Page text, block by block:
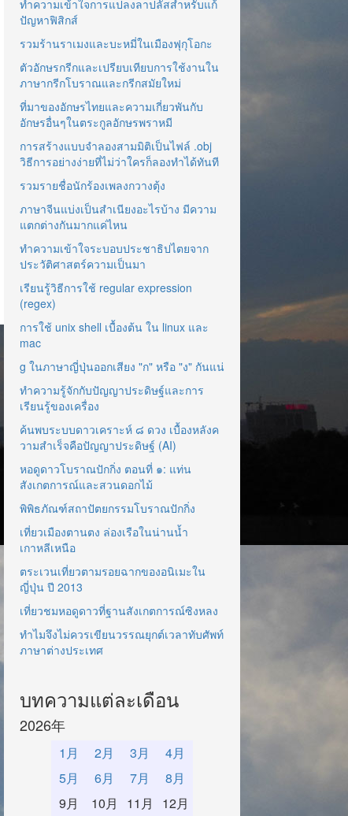
ทำความเข้าใจการแปลงลาปลัสสำหรับแก้
ปัญหาฟิสิกส์
รวมร้านราเมงและบะหมี่ในเมืองฟุกุโอกะ
ตัวอักษรกรีกและเปรียบเทียบการใช้งานใน
ภาษากรีกโบราณและกรีกสมัยใหม่
ที่มาของอักษรไทยและความเกี่ยวพันกับ
อักษรอื่นๆในตระกูลอักษรพราหมี
การสร้างแบบจำลองสามมิติเป็นไฟล์ .obj
วิธีการอย่างง่ายที่ไม่ว่าใครก็ลองทำได้ทันที
รวมรายชื่อนักร้องเพลงกวางตุ้ง
ภาษาจีนแบ่งเป็นสำเนียงอะไรบ้าง มีความ
แตกต่างกันมากแค่ไหน
ทำความเข้าใจระบอบประชาธิปไตยจาก
ประวัติศาสตร์ความเป็นมา
เรียนรู้วิธีการใช้ regular expression
(regex)
การใช้ unix shell เบื้องต้น ใน linux และ
mac
g ในภาษาญี่ปุ่นออกเสียง "ก" หรือ "ง" กันแน่
ทำความรู้จักกับปัญญาประดิษฐ์และการ
เรียนรู้ของเครื่อง
ค้นพบระบบดาวเคราะห์ ๘ ดวง เบื้องหลังค
วามสำเร็จคือปัญญาประดิษฐ์ (AI)
หอดูดาวโบราณปักกิ่ง ตอนที่ ๑: แท่น
สังเกตการณ์และสวนดอกไม้
พิพิธภัณฑ์สถาปัตยกรรมโบราณปักกิ่ง
เที่ยวเมืองตานตง ล่องเรือในน่านน้ำ
เกาหลีเหนือ
ตระเวนเที่ยวตามรอยฉากของอนิเมะใน
ญี่ปุ่น ปี 2013
เที่ยวชมหอดูดาวที่ฐานสังเกตการณ์ซิงหลง
ทำไมจึงไม่ควรเขียนวรรณยุกต์เวลาทับศัพท์
ภาษาต่างประเทศ
บทความแต่ละเดือน
2026年
1月 2月 3月
4月
5月
6月 7月
8月
9月
10月 11月 12月